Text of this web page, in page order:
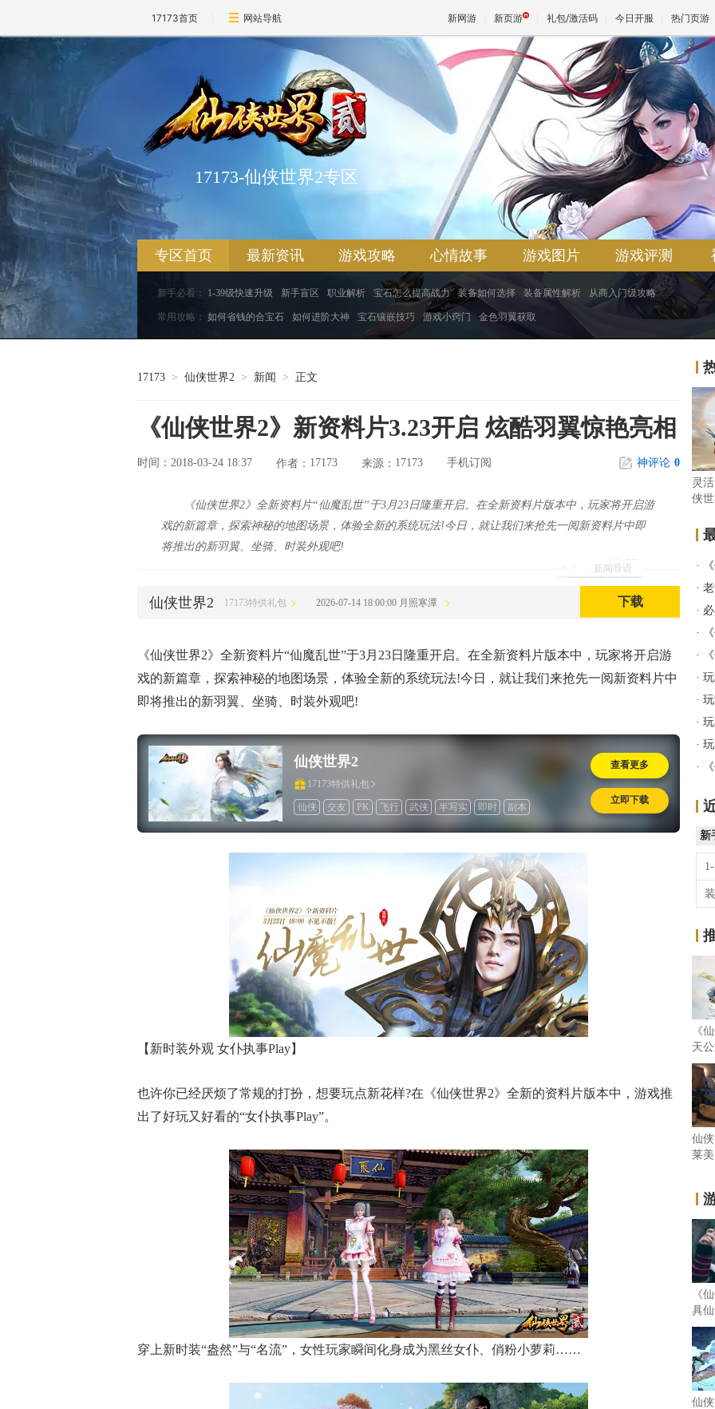
17173首页 网站导航 新网游 新页游 礼包/激活码 今日开服 热门页游
魔兽
天堂
17173-仙侠世界2专区
专区首页 最新资讯 游戏攻略 心情故事 游戏图片 游戏评测
新手必看： 1-39级快速升级 新手盲区 职业解析 宝石怎么提高战力 装备如何选择 装备属性解析 从商入门级攻略
常用攻略： 如何省钱的合宝石 如何进阶大神 宝石镶嵌技巧 游戏小窍门 金色羽翼获取
17173 > 仙侠世界2 > 新闻 > 正文
《仙侠世界2》新资料片3.23开启 炫酷羽翼惊艳亮相
时间：2018-03-24 18:37 作者： 17173 来源： 17173 手机订阅 神评论 0
新闻导语
《仙侠世界2》全新资料片“仙魔乱世”于3月23日隆重开启。在全新资料片版本中，玩家将开启游
戏的新篇章，探索神秘的地图场景，体验全新的系统玩法!今日，就让我们来抢先一阅新资料片中即
将推出的新羽翼、坐骑、时装外观吧!
仙侠世界2 17173特供礼包 2026-07-14 18:00:00 月照寒潭 下载
《仙侠世界2》全新资料片“仙魔乱世”于3月23日隆重开启。在全新资料片版本中，玩家将开启游
戏的新篇章，探索神秘的地图场景，体验全新的系统玩法!今日，就让我们来抢先一阅新资料片中
即将推出的新羽翼、坐骑、时装外观吧!
仙侠世界2
17173特供礼包
仙侠 交友 PK 飞行 武侠 半写实 即时
副本
小说改编
道具收费 玄幻 怀旧
查看更多
立即下载
【新时装外观 女仆执事Play】
也许你已经厌烦了常规的打扮，想要玩点新花样?在《仙侠世界2》全新的资料片版本中，游戏推
出了好玩又好看的“女仆执事Play”。
穿上新时装“盎然”与“名流”，女性玩家瞬间化身成为黑丝女仆、俏粉小萝莉……
灵
侠
·
·
·
·
·
·
·
·
·
·
新
《
天
仙
莱
《
具
仙